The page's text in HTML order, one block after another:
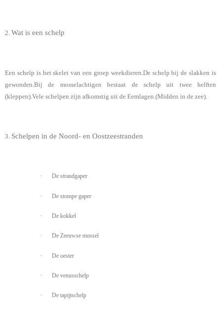
2. Wat is een schelp
Een schelp is het skelet van een groep weekdieren.De schelp bij de slakken is
gewonden.Bij de mosselachtigen bestaat de schelp uit twee helften
(kleppen).Vele schelpen zijn afkomstig uit de Eemlagen.(Midden in de zee).
3. Schelpen in de Noord- en Oostzeestranden
· De strandgaper
· De stompe gaper
· De kokkel
· De Zeeuwse mossel
· De oester
· De venusschelp
· De tapijtschelp